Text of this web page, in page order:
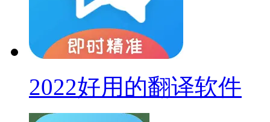
2022好用的翻译软件